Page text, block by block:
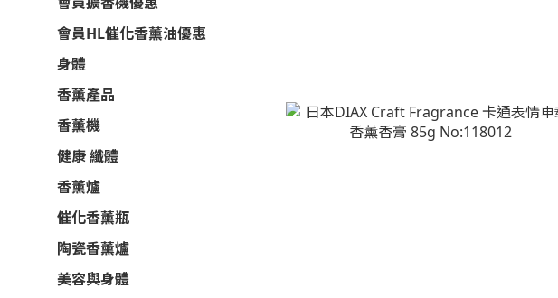
會員HL催化香薰油優惠
身體
香薰產品
香薰機
健康 纖體
香薰爐
催化香薰瓶
陶瓷香薰爐
美容與身體